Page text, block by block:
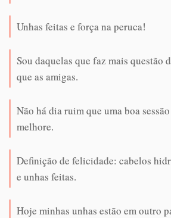
Unhas feitas e força na peruca!
Sou daquelas que faz mais questão
que as amigas.
Não há dia ruim que uma boa
melhore.
Definição de felicidade: cabelos
e unhas feitas.
Hoje minhas unhas estão em outro